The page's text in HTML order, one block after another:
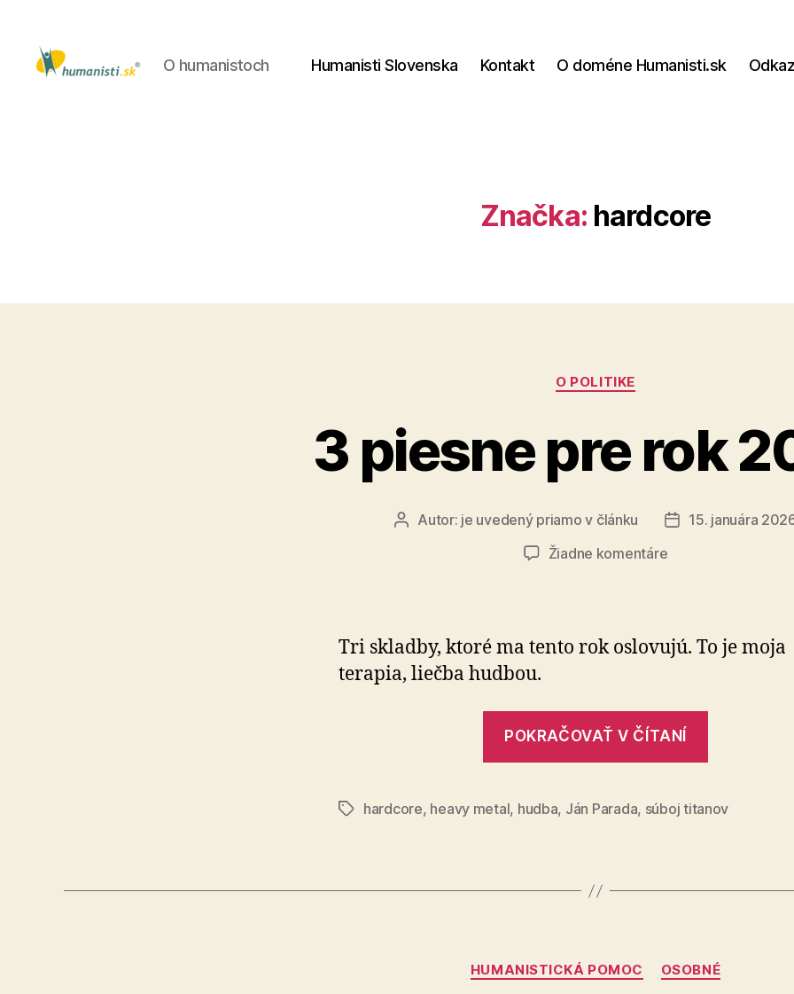
O humanistoch Humanisti Slovenska Kontakt O doméne Humanisti.sk
Značka: hardcore
Kategórie
O POLITIKE
3 piesne pre rok
AutorAutor: je uvedený priamo v článku
Dátum
15. januára
Žiadne komentárena
rok
2026
Tri skladby, ktoré ma tento rok oslovujú. To je moja
terapia, liečba hudbou.
POKRAČOVAŤ V ČÍTANÍ
rok
Značkyhardcore, heavy metal, hudba, Ján Parada, súboj titanov
Kategórie
HUMANISTICKÁ POMOC OSOBNÉ